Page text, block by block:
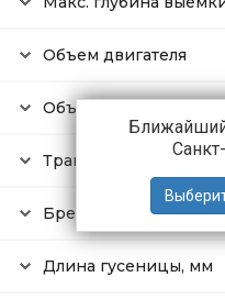
Объем двигателя
Объем
Транспортная
Бренд
Длина гусеницы, мм